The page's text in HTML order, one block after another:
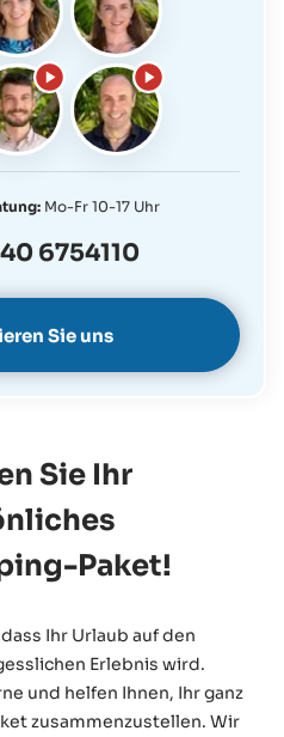
Mo-Fr 10-17 Uhr
6754110
Sie uns
Sie Ihr
Paket!
Ihr Urlaub auf den
Erlebnis wird.
und helfen Ihnen, Ihr ganz
zusammenzustellen. Wir